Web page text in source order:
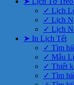
✓ Lịch
✓ Lịch
✓ Lịch
➤ In Lịch Tết
✓ Tìm
✓ Mẫu
✓ Thiết
✓ Tìm